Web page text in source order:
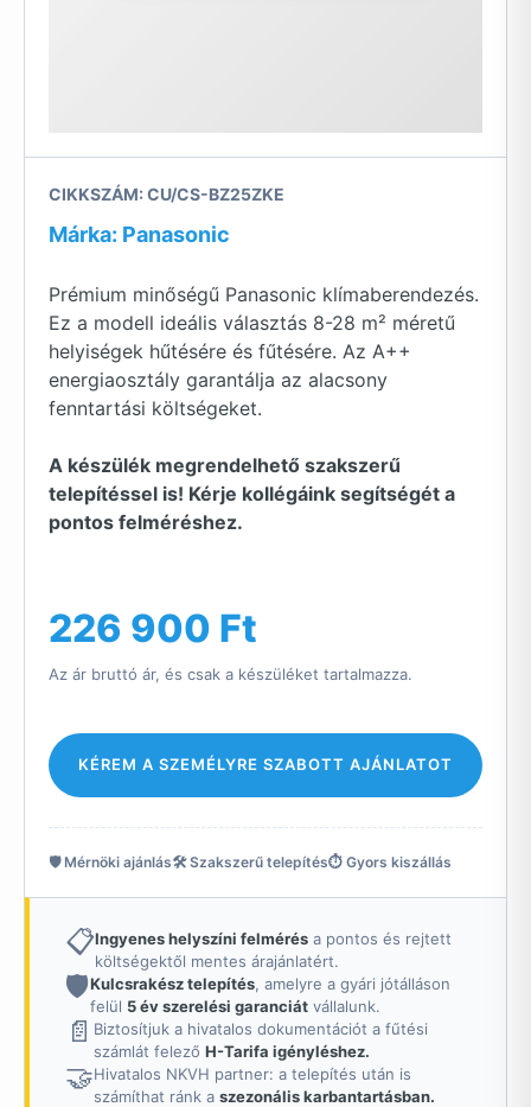
CIKKSZÁM: CU/CS-BZ25ZKE
Márka: Panasonic
Prémium minőségű Panasonic klímaberendezés.
Ez a modell ideális választás 8-28 m² méretű
helyiségek hűtésére és fűtésére. Az A++
energiaosztály garantálja az alacsony
fenntartási költségeket.
A készülék megrendelhető szakszerű
telepítéssel is! Kérje kollégáink segítségét a
pontos felméréshez.
226 900 Ft
Az ár bruttó ár, és csak a készüléket tartalmazza.
KÉREM A SZEMÉLYRE SZABOTT AJÁNLATOT
🛡️ Mérnöki ajánlás🛠️ Szakszerű telepítés⏱️ Gyors kiszállás
📋Ingyenes helyszíni felmérés a pontos és rejtett
költségektől mentes árajánlatért.
🛡️Kulcsrakész telepítés, amelyre a gyári jótálláson
felül 5 év szerelési garanciát vállalunk.
📄 Biztosítjuk a hivatalos dokumentációt a fűtési
számlát felező H-Tarifa igényléshez.
🤝Hivatalos NKVH partner: a telepítés után is
számíthat ránk a szezonális karbantartásban.